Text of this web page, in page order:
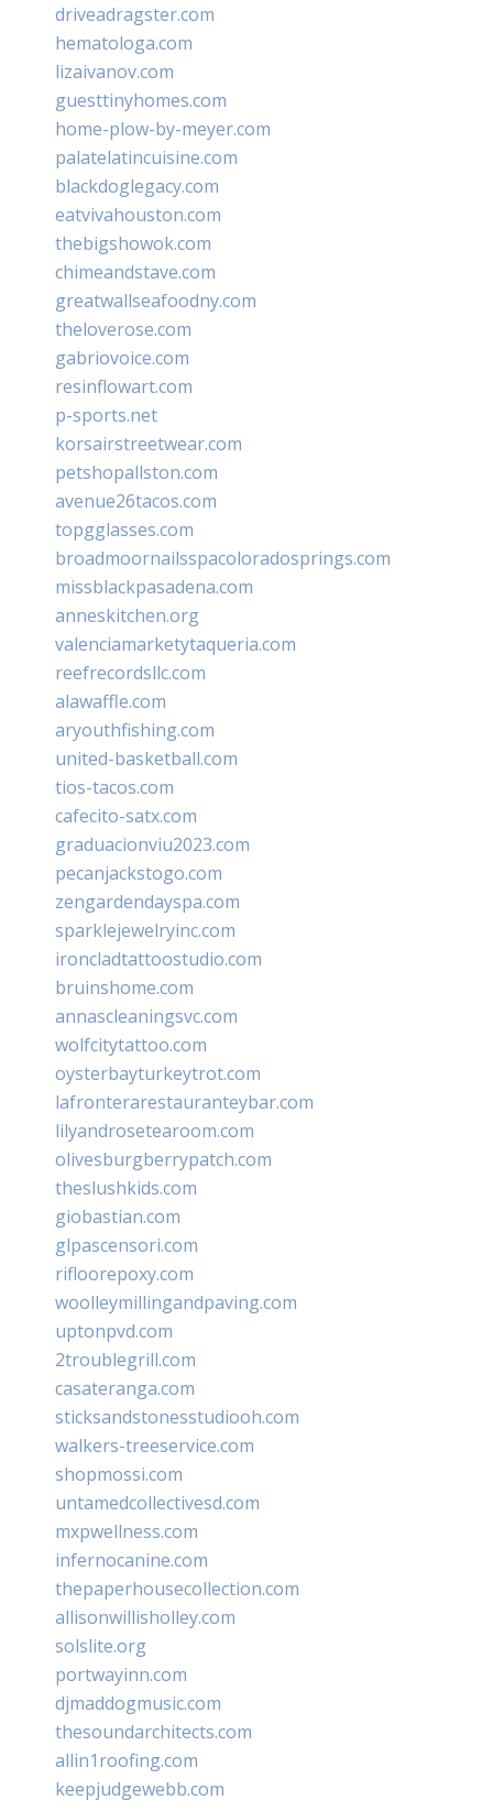
driveadragster.com
hematologa.com
lizaivanov.com
guesttinyhomes.com
home-plow-by-meyer.com
palatelatincuisine.com
blackdoglegacy.com
eatvivahouston.com
thebigshowok.com
chimeandstave.com
greatwallseafoodny.com
theloverose.com
gabriovoice.com
resinflowart.com
p-sports.net
korsairstreetwear.com
petshopallston.com
avenue26tacos.com
topgglasses.com
broadmoornailsspacoloradosprings.com
missblackpasadena.com
anneskitchen.org
valenciamarketytaqueria.com
reefrecordsllc.com
alawaffle.com
aryouthfishing.com
united-basketball.com
tios-tacos.com
cafecito-satx.com
graduacionviu2023.com
pecanjackstogo.com
zengardendayspa.com
sparklejewelryinc.com
ironcladtattoostudio.com
bruinshome.com
annascleaningsvc.com
wolfcitytattoo.com
oysterbayturkeytrot.com
lafronterarestauranteybar.com
lilyandrosetearoom.com
olivesburgberrypatch.com
theslushkids.com
giobastian.com
glpascensori.com
rifloorepoxy.com
woolleymillingandpaving.com
uptonpvd.com
2troublegrill.com
casateranga.com
sticksandstonesstudiooh.com
walkers-treeservice.com
shopmossi.com
untamedcollectivesd.com
mxpwellness.com
infernocanine.com
thepaperhousecollection.com
allisonwillisholley.com
solslite.org
portwayinn.com
djmaddogmusic.com
thesoundarchitects.com
allin1roofing.com
keepjudgewebb.com